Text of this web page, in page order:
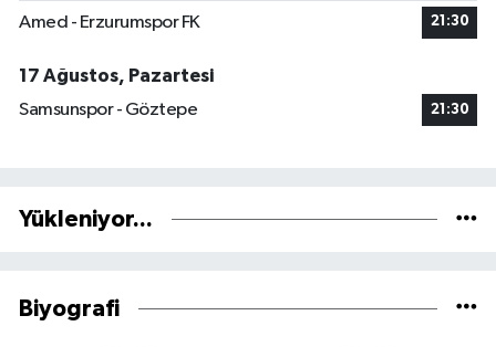
Amed - Erzurumspor FK 21:30
17 Ağustos, Pazartesi
Samsunspor - Göztepe
21:30
Yükleniyor...
Biyografi